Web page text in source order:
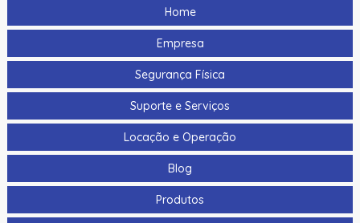
Home
Empresa
Segurança Física
Suporte e Serviços
Locação e Operação
Blog
Produtos